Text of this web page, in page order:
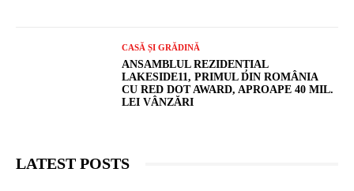
CASĂ ȘI GRĂDINĂ
ANSAMBLUL REZIDENȚIAL
LAKESIDE11, PRIMUL DIN ROMÂNIA
CU RED DOT AWARD, APROAPE 40 MIL.
LEI VÂNZĂRI
LATEST POSTS